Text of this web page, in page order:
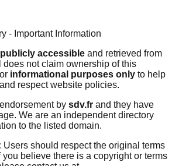
- Important Information
publicly accessible and retrieved from
does not claim ownership of this
informational purposes only to help
respect website policies.
by sdv.fr and they have
We are an independent directory
to the listed domain.
Users should respect the original terms
you believe there is a copyright or terms